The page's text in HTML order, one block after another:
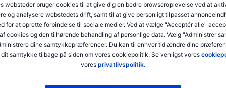
websteder bruger cookies til at give dig en bedre browseroplevelse ved at
og analysere webstedets drift, samt til at give personligt tilpasset
for at oprette forbindelse til sociale medier. Ved at vælge "Acceptér alle"
cookies og den tilhørende behandling af personlige data. Vælg "Administrer
dine samtykkepræferencer. Du kan til enhver tid ændre dine
samtykke tilbage på siden om vores cookiepolitik. Se venligst vores
vores privatlivspolitik.
XXXXXXX XXXXXXX
XXXXXXX